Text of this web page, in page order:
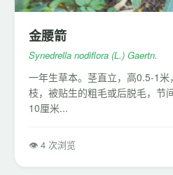
金腰箭
Synedrella nodiflora (L.) Gaertn.
一年生草本。茎直立，高0.5-1
枝，被贴生的粗毛或后脱毛，节
10厘米...
👁 4 次浏览